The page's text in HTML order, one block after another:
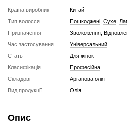
Країна виробник
Китай
Тип волосся
Пошкоджені Сухе
Призначення
Зволоження
Час застосування
Універсальний
Стать
Для жінок
Класифікація
Професійна
Складові
Арганова олія
Вид продукції
Олія
Опис